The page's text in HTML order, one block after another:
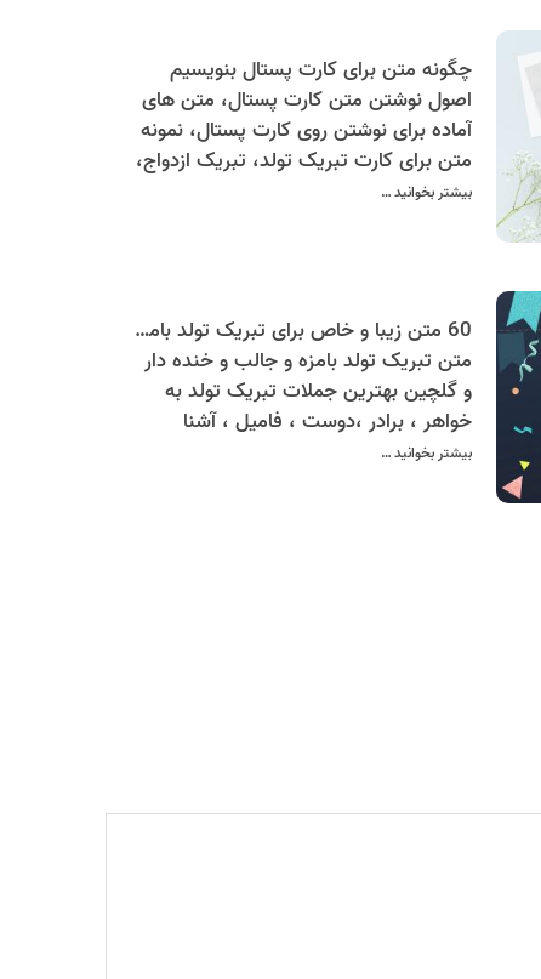
چگونه متن برای کارت پستال‌ بنویسیم
اصول نوشتن متن کارت پستال، متن های
آماده برای نوشتن روی کارت پستال، نمونه
متن برای کارت تبریک تولد، تبریک ازدواج،
عاشقانه، شعر، تشکر و قدردانی و...
بیشتر بخوانید …
60 متن زیبا و خاص برای تبریک تولد بامزه و طنز به خواهر، برادر، دوست، فامیل، آشنا به صورت کارت پستال موزیکال
متن تبریک تولد بامزه و جالب و خنده دار
و گلچین بهترین جملات تبریک تولد به
خواهر ، برادر ،دوست ، فامیل ، آشنا
بیشتر بخوانید …